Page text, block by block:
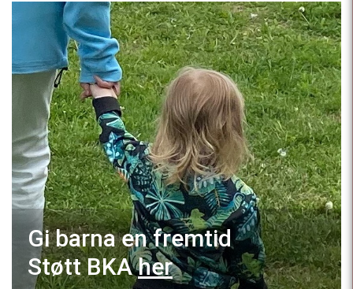
Gi barna en fremtid
Støtt BKAher